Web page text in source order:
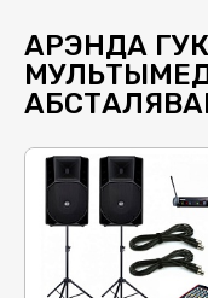
АРЭНДА